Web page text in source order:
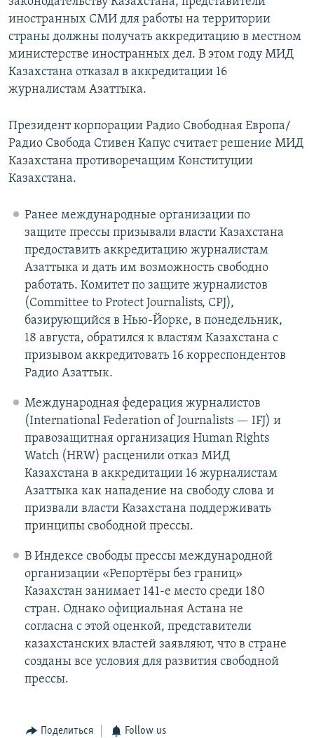
иностранных СМИ для работы на территории
страны должны получать аккредитацию в местном
министерстве иностранных дел. В этом году МИД
Казахстана отказал в аккредитации 16
журналистам Азаттыка.
Президент корпорации Радио Свободная Европа/
Радио Свобода Стивен Капус считает решение МИД
Казахстана противоречащим Конституции
Казахстана.
Ранее международные организации по
защите прессы призывали власти Казахстана
предоставить аккредитацию журналистам
Азаттыка и дать им возможность свободно
работать. Комитет по защите журналистов
(Committee to Protect Journalists, CPJ),
базирующийся в Нью-Йорке, в понедельник,
18 августа, обратился к властям Казахстана с
призывом аккредитовать 16 корреспондентов
Радио Азаттык.
Международная федерация журналистов
(International Federation of Journalists — IFJ) и
правозащитная организация Human Rights
Watch (HRW) расценили отказ МИД
Казахстана в аккредитации 16 журналистам
Азаттыка как нападение на свободу слова и
призвали власти Казахстана поддерживать
принципы свободной прессы.
В Индексе свободы прессы международной
организации «Репортёры без границ»
Казахстан занимает 141-е место среди 180
стран. Однако официальная Астана не
согласна с этой оценкой, представители
казахстанских властей заявляют, что в стране
созданы все условия для развития свободной
прессы.
Поделиться Follow us